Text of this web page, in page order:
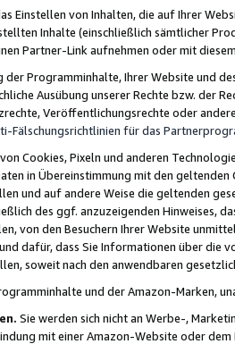
Einstellen von Inhalten, die auf Ihrer
Inhalte (einschließlich sämtlicher
Partner-Link aufnehmen oder mit
der Programminhalte, Ihrer Website und
Ausübung unserer Rechte bzw. der
Veröffentlichungsrechte oder
Fälschungsrichtlinien für das
Cookies, Pixeln und anderen
in Übereinstimmung mit den
und auf andere Weise die geltenden
des ggf. anzuzeigenden Hinweises,
von den Besuchern Ihrer Website
dafür, dass Sie Informationen über die
soweit nach den anwendbaren
und der Amazon-Marken,
Sie werden sich nicht an Werbe-,
mit einer Amazon-Website oder